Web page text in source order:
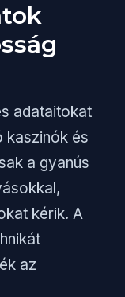
adataitokat
kaszinók és
a gyanús
kérik. A
az